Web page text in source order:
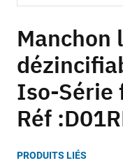
to
the
beginning
of
the
images
gallery
Manchon
Iso-Série
Réf
PRODUITS LIÉS